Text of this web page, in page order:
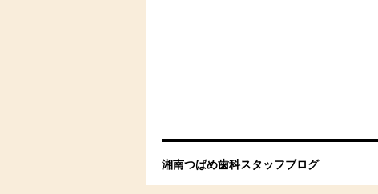
湘南つばめ歯科スタッフブログ